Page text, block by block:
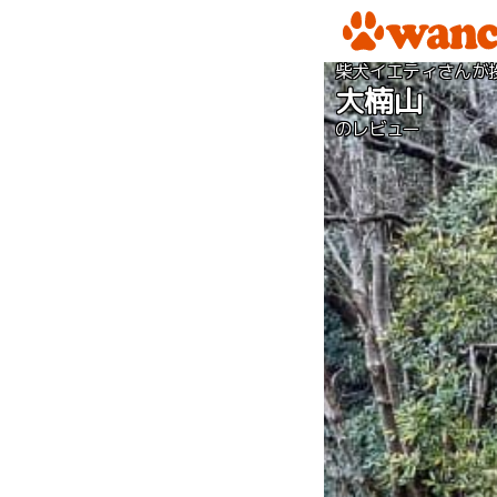
柴犬イエティさんが
大楠山
のレビュー